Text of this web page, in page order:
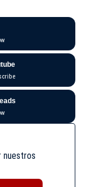
nuestros